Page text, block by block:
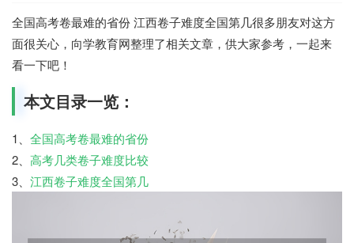
全国高考卷最难的省份 江西卷子难度全国第几很多朋友对这方
面很关心，向学教育网整理了相关文章，供大家参考，一起来
看一下吧！
本文目录一览：
1、 全国高考卷最难的省份
2、 高考几类卷子难度比较
3、 江西卷子难度全国第几